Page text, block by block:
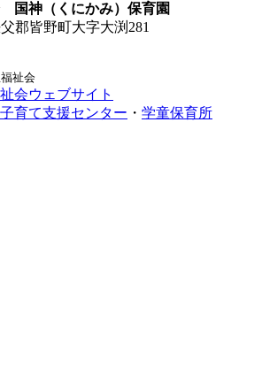
国神（くにかみ）保育園
郡皆野町大字大渕281
祉会
会ウェブサイト
育て支援センター ・ 学童保育所